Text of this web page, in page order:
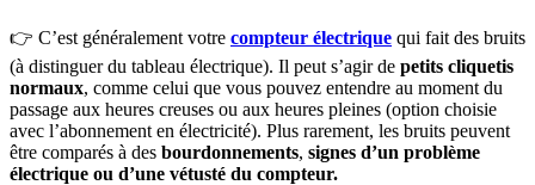
👉 C’est généralement votre compteur électrique qui fait des bruits
(à distinguer du tableau électrique). Il peut s’agir de petits cliquetis
normaux, comme celui que vous pouvez entendre au moment du
passage aux heures creuses ou aux heures pleines (option choisie
avec l’abonnement en électricité). Plus rarement, les bruits peuvent
être comparés à des bourdonnements, signes d’un problème
électrique ou d’une vétusté du compteur.